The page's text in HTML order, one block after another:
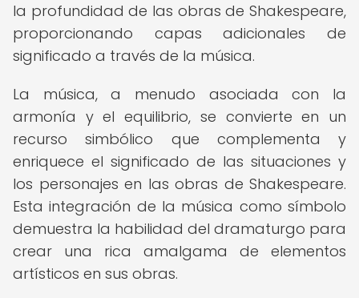
la profundidad de las obras de Shakespeare,
proporcionando capas adicionales de
significado a través de la música.
La música, a menudo asociada con la
armonía y el equilibrio, se convierte en un
recurso simbólico que complementa y
enriquece el significado de las situaciones y
los personajes en las obras de Shakespeare.
Esta integración de la música como símbolo
demuestra la habilidad del dramaturgo para
crear una rica amalgama de elementos
artísticos en sus obras.